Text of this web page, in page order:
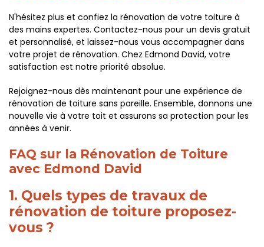
N'hésitez plus et confiez la rénovation de votre toiture à
des mains expertes. Contactez-nous pour un devis gratuit
et personnalisé, et laissez-nous vous accompagner dans
votre projet de rénovation. Chez Edmond David, votre
satisfaction est notre priorité absolue.
Rejoignez-nous dès maintenant pour une expérience de
rénovation de toiture sans pareille. Ensemble, donnons une
nouvelle vie à votre toit et assurons sa protection pour les
années à venir.
FAQ sur la Rénovation de Toiture
avec Edmond David
1. Quels types de travaux de
rénovation de toiture proposez-
vous ?